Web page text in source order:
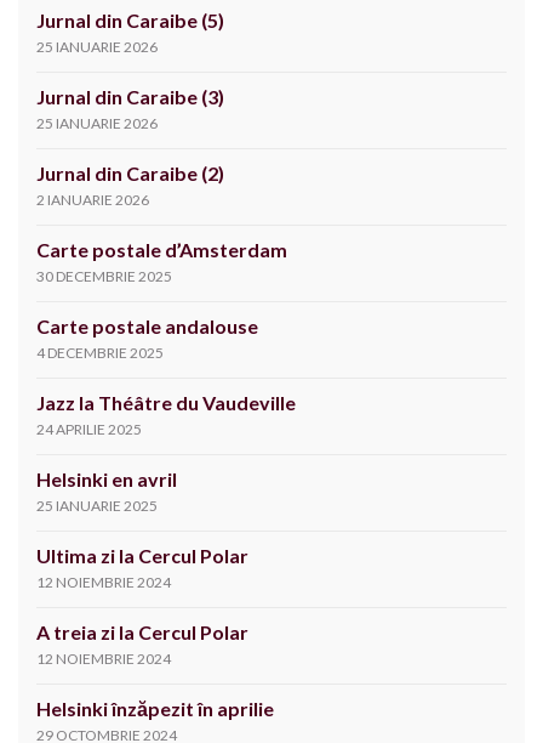
Jurnal din Caraibe (5)
25 IANUARIE 2026
Jurnal din Caraibe (3)
25 IANUARIE 2026
Jurnal din Caraibe (2)
2 IANUARIE 2026
Carte postale d’Amsterdam
30 DECEMBRIE 2025
Carte postale andalouse
4 DECEMBRIE 2025
Jazz la Théâtre du Vaudeville
24 APRILIE 2025
Helsinki en avril
25 IANUARIE 2025
Ultima zi la Cercul Polar
12 NOIEMBRIE 2024
A treia zi la Cercul Polar
12 NOIEMBRIE 2024
Helsinki înzăpezit în aprilie
29 OCTOMBRIE 2024